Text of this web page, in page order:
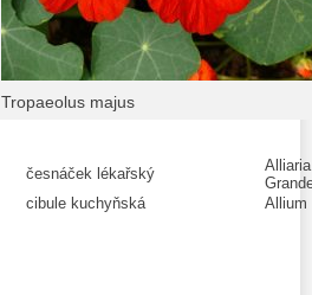
Tropaeolus majus
česnáček lékařský
cibule kuchyňská Allium